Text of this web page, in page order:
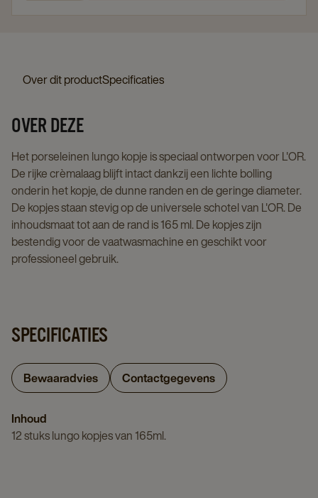
Over dit productSpecificaties
OVER DEZE
Het porseleinen lungo kopje is speciaal ontworpen voor L'OR.
De rijke crèmalaag blijft intact dankzij een lichte bolling
onderin het kopje, de dunne randen en de geringe diameter.
De kopjes staan stevig op de universele schotel van L'OR. De
inhoudsmaat tot aan de rand is 165 ml. De kopjes zijn
bestendig voor de vaatwasmachine en geschikt voor
professioneel gebruik.
SPECIFICATIES
Bewaaradvies Contactgegevens
Inhoud
12 stuks lungo kopjes van 165ml.